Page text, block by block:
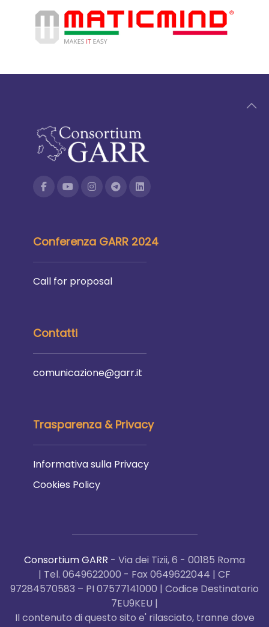
Conferenza GARR 2024
Call for proposal
Contatti
comunicazione@garr.it
Trasparenza & Privacy
Informativa sulla Privacy
Cookies Policy
Consortium GARR - Via dei Tizii, 6 - 00185 Roma
| Tel. 0649622000 - Fax 0649622044 | CF
97284570583 – PI 07577141000 | Codice Destinatario
7EU9KEU |
Il contenuto di questo sito e' rilasciato, tranne dove